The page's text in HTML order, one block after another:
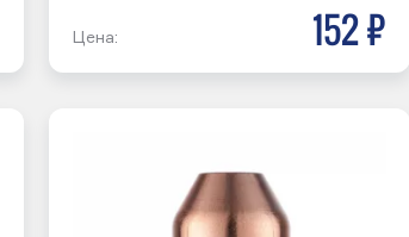
Цена: 152 р